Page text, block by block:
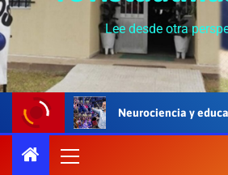
Lee desde otra
Neurociencia y educación: enseñar